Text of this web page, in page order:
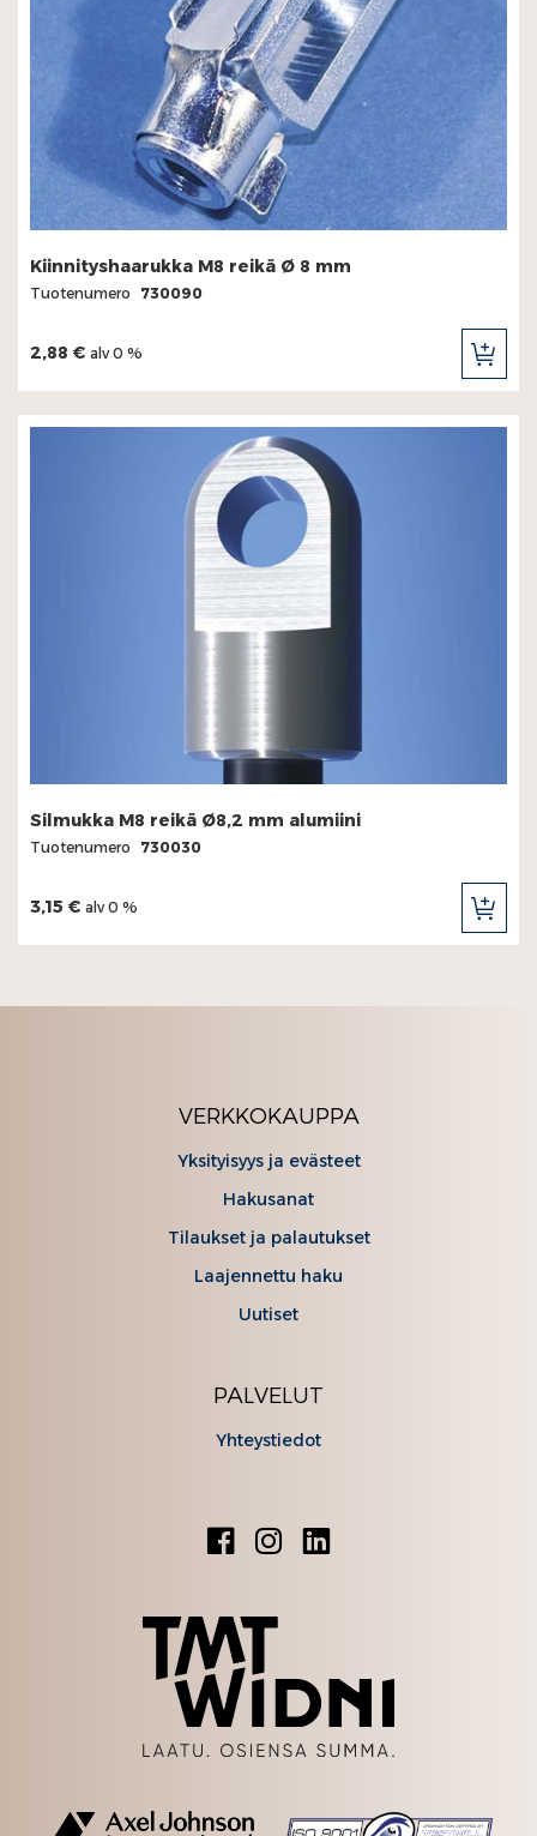
Kiinnityshaarukka M8 reikä Ø 8 mm
Tuotenumero 730090
2,88 € alv 0 %
Silmukka M8 reikä Ø8,2 mm alumiini
Tuotenumero 730030
3,15 € alv 0 %
VERKKOKAUPPA
Yksityisyys ja evästeet
Hakusanat
Tilaukset ja palautukset
Laajennettu haku
Uutiset
PALVELUT
Yhteystiedot